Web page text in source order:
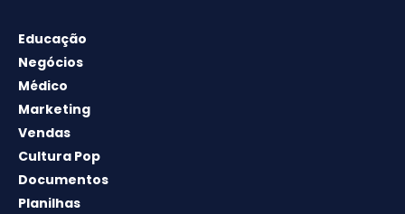
Educação
Negócios
Médico
Marketing
Vendas
Cultura Pop
Documentos
Planilhas